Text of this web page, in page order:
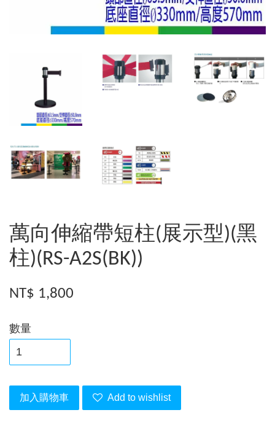
萬向伸縮帶短柱(展示型)(黑
柱)(RS-A2S(BK))
NT$ 1,800
數量
加入購物車 Add to wishlist